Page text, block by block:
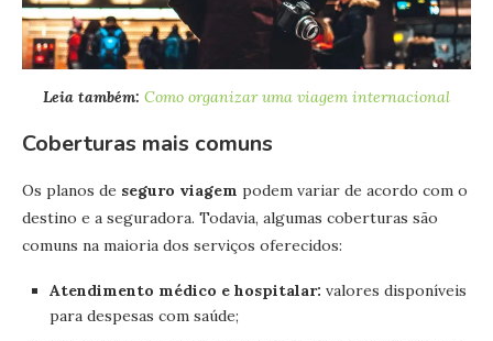
Leia também: Como organizar uma viagem internacional
Coberturas mais comuns
Os planos de seguro viagem podem variar de acordo com o
destino e a seguradora. Todavia, algumas coberturas são
comuns na maioria dos serviços oferecidos:
Atendimento médico e hospitalar: valores disponíveis
para despesas com saúde;